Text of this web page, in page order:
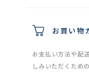
お買い物
お支払い方法や配
しみいただくため